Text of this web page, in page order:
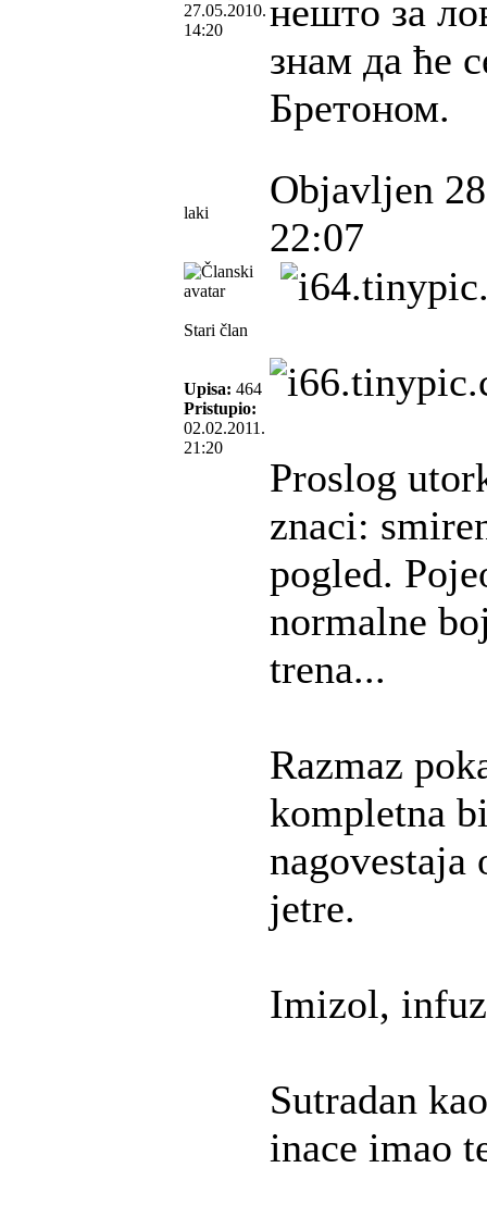
27.05.2010.
14:20
нешто за
знам да ће
Бретоном.
laki
Objavljen
22:07
Stari član
Upisa: 464
Pristupio:
02.02.2011.
21:20
Proslog
znaci:
pogled.
normalne
trena...
Razmaz
kompletna
nagovestaja
jetre.
Imizol,
Sutradan
inace imao